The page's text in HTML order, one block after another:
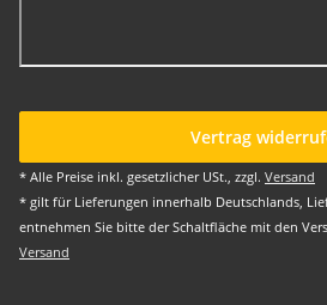
Vertrag
* Alle Preise inkl. gesetzlicher USt., zzgl. Versand
* gilt für Lieferungen innerhalb Deutschlands,
entnehmen Sie bitte der Schaltfläche mit den
Versand